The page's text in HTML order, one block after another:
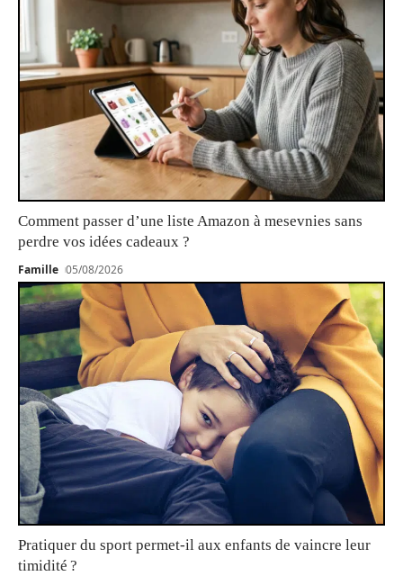
Comment passer d’une liste Amazon à mesevnies sans
perdre vos idées cadeaux ?
Famille 05/08/2026
Pratiquer du sport permet-il aux enfants de vaincre leur
timidité ?